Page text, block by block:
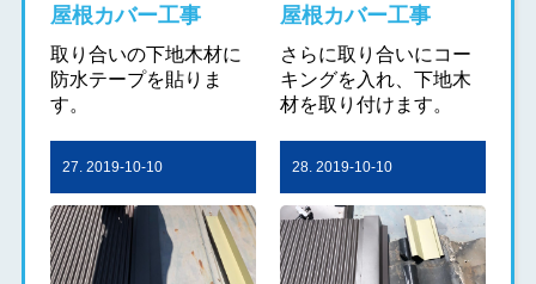
屋根カバー工事
取り合いの下地木材に
防水テープを貼りま
す。
屋根カバー工事
さらに取り合いにコー
キングを入れ、下地木
材を取り付けます。
27. 2019-10-10 28. 2019-10-10